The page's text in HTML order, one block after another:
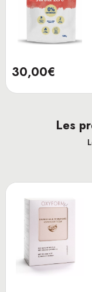
30,00€
Les